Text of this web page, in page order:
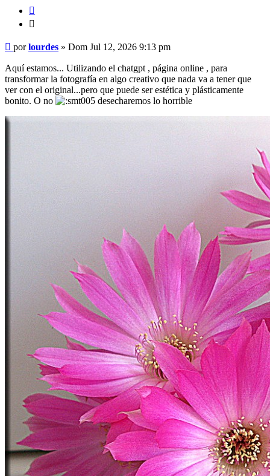
Mensaje
porlourdes » Dom Jul 12, 2026 9:13 pm
Aquí estamos... Utilizando el chatgpt , página online , para
transformar la fotografía en algo creativo que nada va a tener que
ver con el original...pero que puede ser estética y plásticamente
bonito. O no
desecharemos lo horrible